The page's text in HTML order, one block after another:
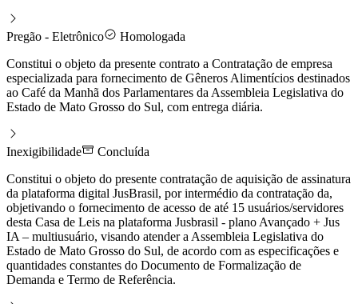
Pregão - Eletrônico
Homologada
Constitui o objeto da presente contrato a Contratação de empresa
especializada para fornecimento de Gêneros Alimentícios destinados
ao Café da Manhã dos Parlamentares da Assembleia Legislativa do
Estado de Mato Grosso do Sul, com entrega diária.
Inexigibilidade
Concluída
Constitui o objeto do presente contratação de aquisição de assinatura
da plataforma digital JusBrasil, por intermédio da contratação da,
objetivando o fornecimento de acesso de até 15 usuários/servidores
desta Casa de Leis na plataforma Jusbrasil - plano Avançado + Jus
IA – multiusuário, visando atender a Assembleia Legislativa do
Estado de Mato Grosso do Sul, de acordo com as especificações e
quantidades constantes do Documento de Formalização de
Demanda e Termo de Referência.